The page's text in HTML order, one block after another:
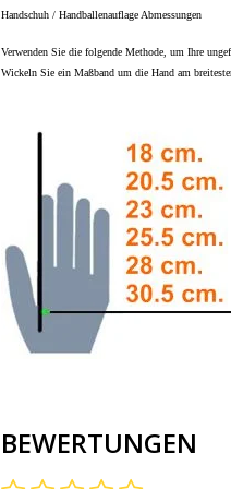
Handschuh / Handballenauflage Abmessungen
Verwenden Sie die folgende Methode, um Ihre
Wickeln Sie ein Maßband um die Hand am
BEWERTUNGEN